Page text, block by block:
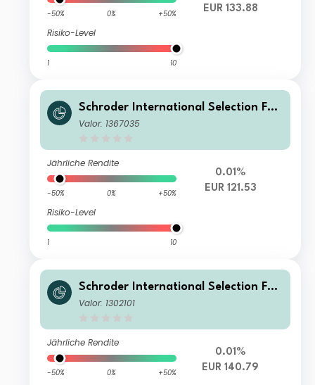
-50% 0% +50%
Risiko-Level
1 10
EUR 133.88
Schroder International Selection Fun
d EURO Liquidity A1 Accumulation E
Valor: 1367035
Jährliche Rendite
-50% 0% +50%
Risiko-Level
1 10
0.01%
EUR 121.53
Schroder International Selection Fun
d EURO Liquidity I Accumulation EUR
Valor: 1302101
Jährliche Rendite
-50% 0% +50%
0.01%
EUR 140.79